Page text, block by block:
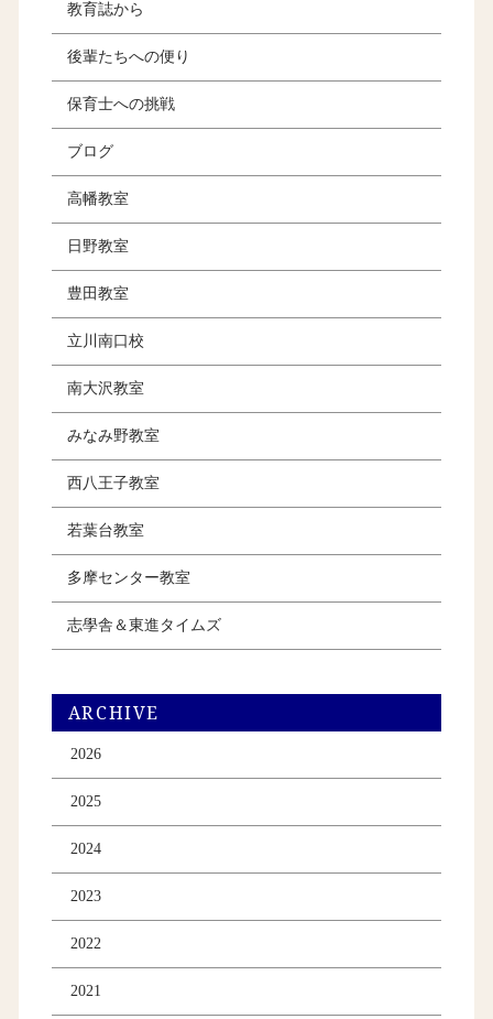
教育誌から
後輩たちへの便り
保育士への挑戦
ブログ
高幡教室
日野教室
豊田教室
立川南口校
南大沢教室
みなみ野教室
西八王子教室
若葉台教室
多摩センター教室
志學舎＆東進タイムズ
ARCHIVE
2026
2025
2024
2023
2022
2021